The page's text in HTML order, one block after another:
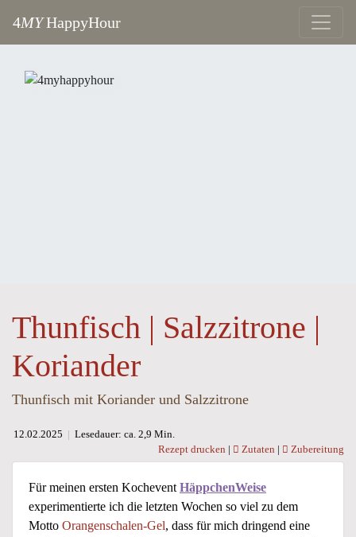
4MYHappyHour
Thunfisch | Salzzitrone |
Koriander
Thunfisch mit Koriander und Salzzitrone
12.02.2025
Lesedauer: ca. 2,9 Min.
Rezept drucken
Zutaten Zubereitung
Für meinen ersten Kochevent HäppchenWeise
experimentierte ich die letzten Wochen so viel zu dem
Motto Orangenschalen-Gel, dass für mich dringend eine